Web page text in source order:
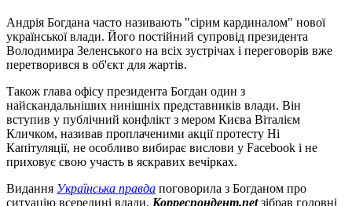
Андрія Богдана часто називають "сірим кардиналом" нової
української влади. Його постійний супровід президента
Володимира Зеленського на всіх зустрічах і переговорів вже
перетворився в об'єкт для жартів.
Також глава офісу президента Богдан один з
найскандальніших нинішніх представників влади. Він
вступив у публічний конфлікт з мером Києва Віталієм
Кличком, називав проплаченими акції протесту Ні
Капітуляції, не особливо вибирає вислови у Facebook і не
приховує свою участь в яскравих вечірках.
Видання Українська правда поговорила з Богданом про
ситуацію всередині влади, Корреспондент.netзібрав головні